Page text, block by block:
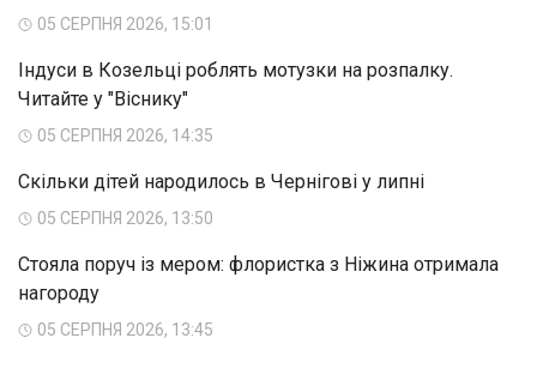
05 СЕРПНЯ 2026, 15:01
Індуси в Козельці роблять мотузки на розпалку.
Читайте у "Віснику"
05 СЕРПНЯ 2026, 14:35
Скільки дітей народилось в Чернігові у липні
05 СЕРПНЯ 2026, 13:50
Стояла поруч із мером: флористка з Ніжина отримала
нагороду
05 СЕРПНЯ 2026, 13:45